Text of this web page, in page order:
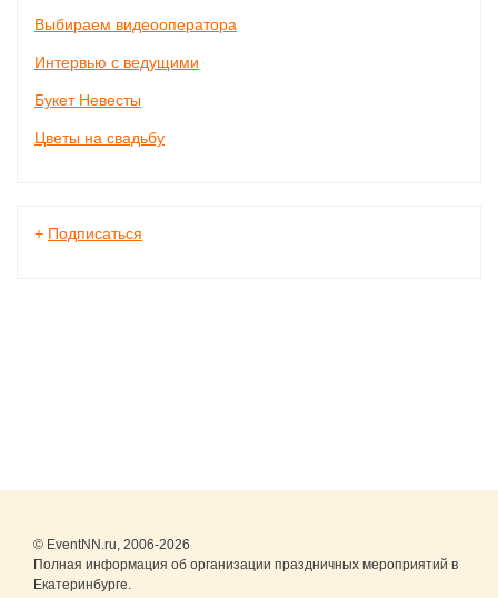
Выбираем видеооператора
Интервью с ведущими
Букет Невесты
Цветы на свадьбу
+ Подписаться
© EventNN.ru, 2006-2026
Полная информация об организации праздничных мероприятий в
Екатеринбурге.